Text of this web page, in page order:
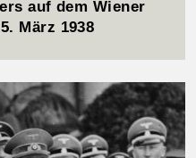
auf dem Wiener
März 1938